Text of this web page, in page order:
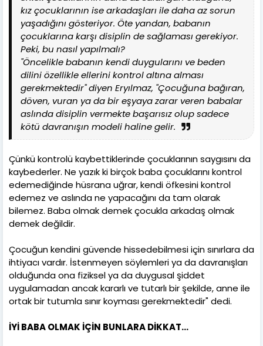
kız çocuklarının ise arkadaşları ile daha az sorun
yaşadığını gösteriyor. Öte yandan, babanın
çocuklarına karşı disiplin de sağlaması gerekiyor.
Peki, bu nasıl yapılmalı?
"Öncelikle babanın kendi duygularını ve beden
dilini özellikle ellerini kontrol altına alması
gerekmektedir" diyen Eryılmaz, "Çocuğuna bağıran,
döven, vuran ya da bir eşyaya zarar veren babalar
aslında disiplin vermekte başarısız olup sadece
kötü davranışın modeli haline gelir.
Çünkü kontrolü kaybettiklerinde çocuklarının saygısını da
kaybederler. Ne yazık ki birçok baba çocuklarını kontrol
edemediğinde hüsrana uğrar, kendi öfkesini kontrol
edemez ve aslında ne yapacağını da tam olarak
bilemez. Baba olmak demek çocukla arkadaş olmak
demek değildir.
Çocuğun kendini güvende hissedebilmesi için sınırlara da
ihtiyacı vardır. İstenmeyen söylemleri ya da davranışları
olduğunda ona fiziksel ya da duygusal şiddet
uygulamadan ancak kararlı ve tutarlı bir şekilde, anne ile
ortak bir tutumla sınır koyması gerekmektedir" dedi.
İYİ BABA OLMAK İÇİN BUNLARA DİKKAT…